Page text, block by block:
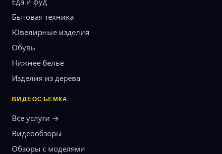
Бытовая техника
Ювелирные изделия
Обувь
Нижнее бельё
Изделия из дерева
ВИДЕОСЪЁМКА
Все услуги →
Видеообзоры
Обзоры с моделями